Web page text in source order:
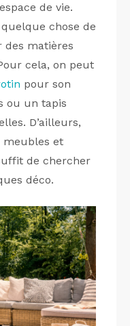
de vie.
chose de
des matières
cela, on peut
pour son
ou un tapis
D’ailleurs,
meubles et
de chercher
déco.